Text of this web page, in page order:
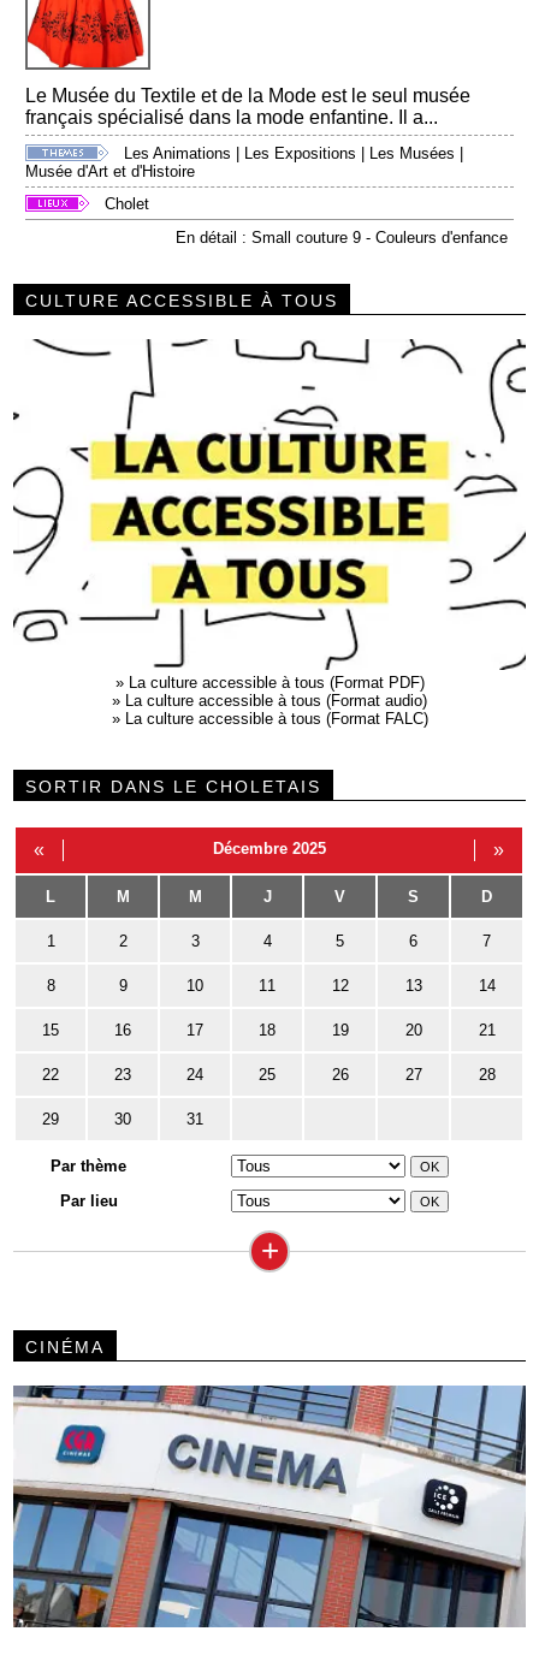
Le Musée du Textile et de la Mode est le seul musée
français spécialisé dans la mode enfantine. Il a...
Les Animations Les Expositions Les Musées
Musée d'Art et d'Histoire
Cholet
En détail : Small couture 9 - Couleurs d'enfance
CULTURE ACCESSIBLE À TOUS
»
La culture accessible à tous (Format PDF)
»
La culture accessible à tous (Format audio)
»
La culture accessible à tous (Format FALC)
SORTIR DANS LE CHOLETAIS
« Décembre 2025 »
L M M J V S D
1 2 3 4 5 6 7
8 9 10 11 12 13 14
15 16 17 18 19 20 21
22 23 24 25 26 27 28
29 30 31
Par thème
Par lieu
+
CINÉMA